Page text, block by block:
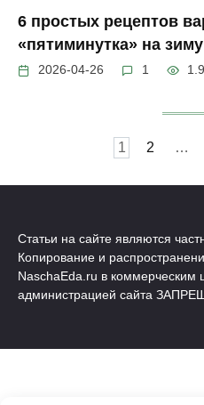
6 простых рецептов
«пятиминутка» на
2026-04-26 1
1 2 …
Статьи на сайте являются
Копирование и
NaschaEda.ru в коммерческим
администрацией сайта